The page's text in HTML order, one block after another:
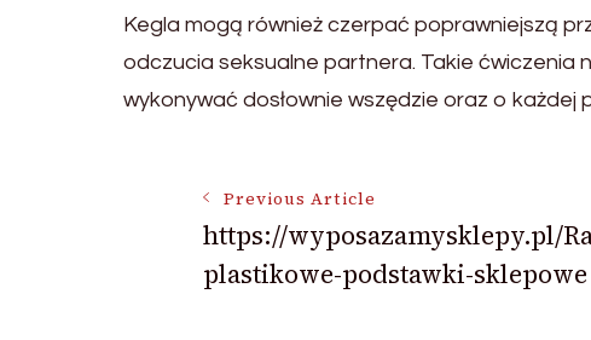
Kegla mogą również czerpać poprawniejszą
odczucia seksualne partnera. Takie ćwiczenia
wykonywać dosłownie wszędzie oraz o
Post
Navigation
Previous Article
https://wyposazamysklepy.pl/
plastikowe-podstawki-sklepowe